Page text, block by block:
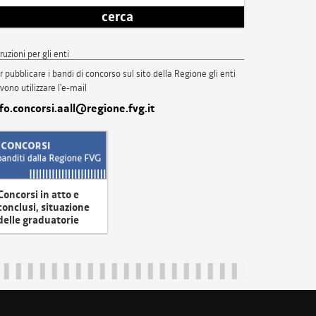
cerca
per gli enti
pubblicare i bandi di concorso sul sito della Regione gli enti
utilizzare l'e-mail
in atto e
situazione
graduatorie